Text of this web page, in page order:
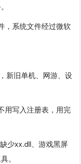
，系统文件经过微软
新旧单机、网游、设
用写入注册表，用完
少xx.dll、游戏黑屏
。